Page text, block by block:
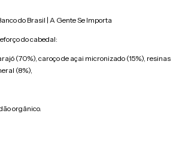
do Brasil | A Gente Se Importa
do cabedal:
(70%), caroço de açai micronizado (15%), resinas
(8%),
orgânico.